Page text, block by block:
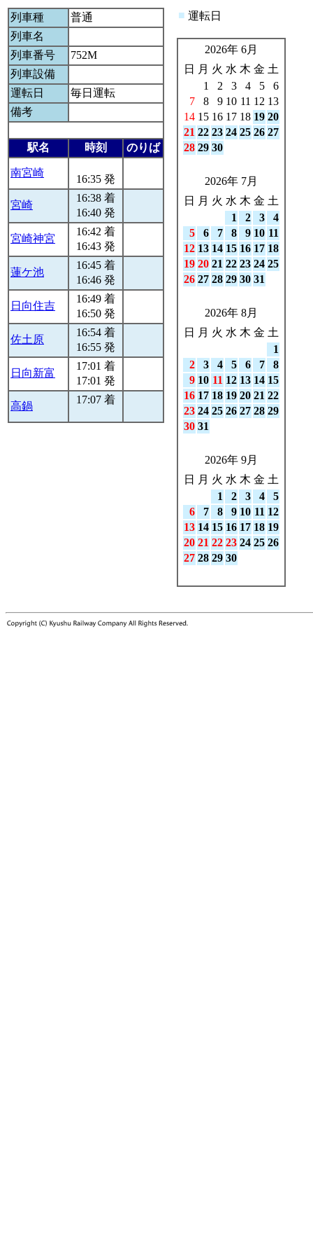
列車種
普通
列車名
列車番号
752M
列車設備
運転日
毎日運転
備考
駅名 時刻 のりば
南宮崎
16:35 発
宮崎
16:38 着
16:40 発
宮崎神宮
16:42 着
16:43 発
蓮ケ池
16:45 着
16:46 発
日向住吉
16:49 着
16:50 発
佐土原
16:54 着
16:55 発
日向新富
17:01 着
17:01 発
高鍋
17:07 着
■ 運転日
2026年 6月
日
月 火 水 木 金 土
1
2 3 4 5
6
7
8 9 10 11 12 13
14 15 16 17 18 19 20
21 22 23 24 25 26 27
28 29 30
2026年 7月
日
月 火 水 木 金 土
1
2 3
4
5
6 7 8 9 10 11
12 13 14 15 16 17 18
19 20 21 22 23 24 25
26 27 28 29 30 31
2026年 8月
日
月 火 水 木 金 土
1
2
3 4 5 6 7
8
9 10 11 12 13 14 15
16 17 18 19 20 21 22
23 24 25 26 27 28 29
30 31
2026年 9月
日
月 火 水 木 金 土
1
2 3 4
5
6
7 8 9 10 11 12
13 14 15 16 17 18 19
20 21 22 23 24 25 26
27 28 29 30